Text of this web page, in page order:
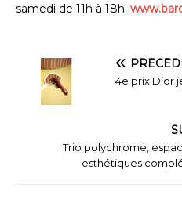
samedi de 11h à 18h.
4e prix Dior
Trio polychrome,
esthétiques